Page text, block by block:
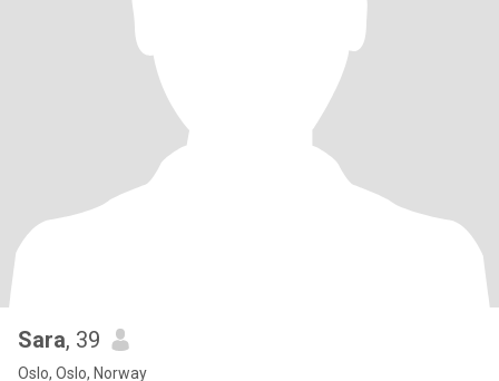
Sara, 39
Oslo, Oslo, Norway